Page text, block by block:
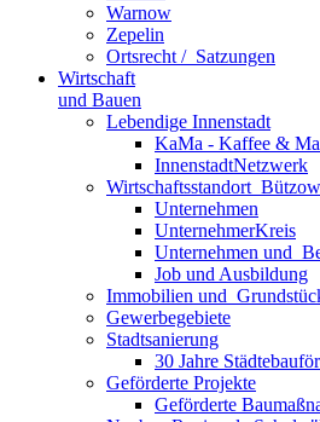
Warnow
Zepelin
Ortsrecht / ­ Satzungen
Wirtschaft
und Bauen
Lebendige Innenstadt
KaMa - Kaffee &
InnenstadtNetzwerk
Wirtschaftsstand­ort ­ Bützow
Unternehmen
UnternehmerKreis
Unternehmen und
Job und Ausbildung
Immobilien und
Gewerbegebiete
Stadtsanierung
30 Jahre
Geförderte Projekte
Geförderte